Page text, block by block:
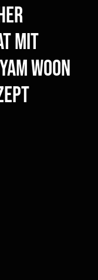
mit
Woon